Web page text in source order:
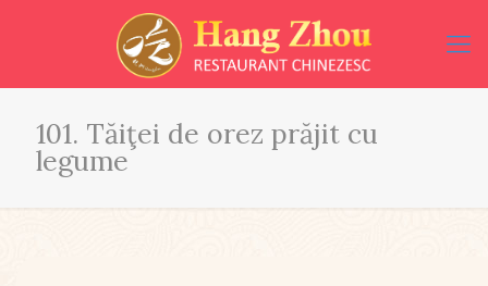
101. Tăiţei de orez prăjit cu
legume